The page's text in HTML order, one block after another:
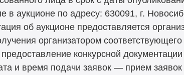
в аукционе по адресу: 630091, г.
об аукционе предоставляется
организатором
конкурсной
и время подачи заявок — прием